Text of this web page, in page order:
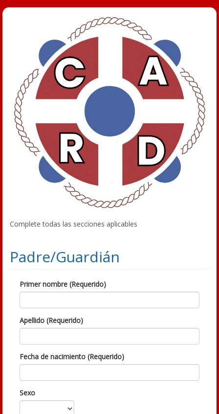
Complete todas las secciones aplicables
Padre/Guardián
Primer nombre (Requerido)
Apellido (Requerido)
Fecha de nacimiento (Requerido)
Sexo